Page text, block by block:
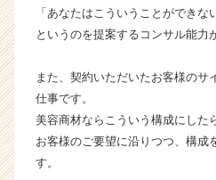
「あなたはこういうことができな
というのを提案するコンサル能力
また、契約いただいたお客様のサ
仕事です。
美容商材ならこういう構成にした
お客様のご要望に沿りつつ、構成
す。